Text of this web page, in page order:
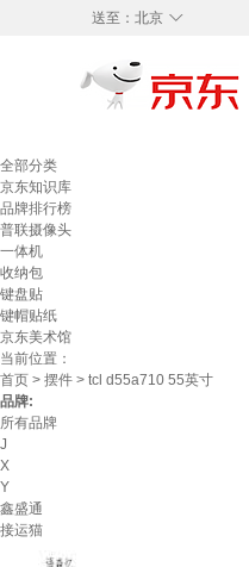
◇
送至： 北京
全部分类
京东知识库
品牌排行榜
普联摄像头
一体机
收纳包
键盘贴
键帽贴纸
京东美术馆
当前位置：
首页 > 摆件 > tcl d55a710 55英寸
品牌:
所有品牌
J
X
Y
鑫盛通
接运猫